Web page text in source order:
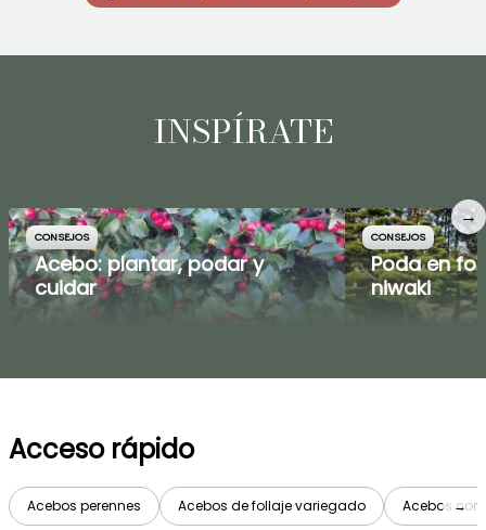
INSPÍRATE
CONSEJOS
Acebo: plantar, podar y
cuidar
CONSEJOS
Poda en
niwaki
→
Acceso rápido
Acebos perennes Acebos de follaje variegado Acebos→